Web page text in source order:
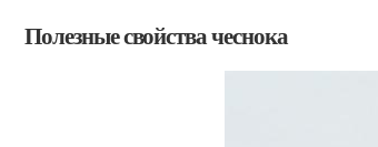
Полезные свойства чеснока